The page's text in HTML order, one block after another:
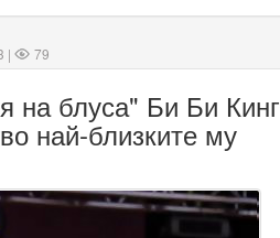
| 79
на блуса" Би Би Кинг
най-близките му